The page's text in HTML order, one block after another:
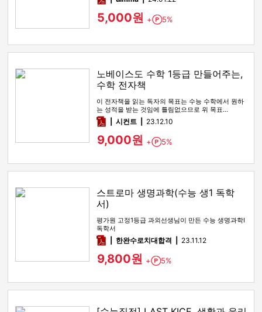
5,000원 + Point
5%
노베이스도 수학 1등급 만들어주는,
수학 전자책
이 전자책을 읽는 독자의 목표는 수능 수학에서 원하
는 성적을 받는 것임에 틀림없으므로 위 목표…
pdf시컨트 23.12.10
9,000원 + Point
5%
스트로마 생명과학(수능 생1 독학
서)
평가원 고정1등급 과외선생님이 만든 수능 생명과학I
독학서
pdf한완수로치대합격 23.11.12
9,800원 + Point
5%